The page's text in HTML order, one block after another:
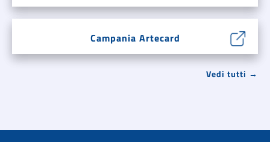
Campania Artecard
Vedi tutti →